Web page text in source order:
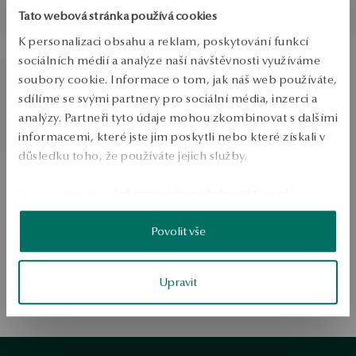
Tato webová stránka používá cookies
K personalizaci obsahu a reklam, poskytování funkcí
sociálních médií a analýze naší návštěvnosti využíváme
soubory cookie. Informace o tom, jak náš web používáte,
sdílíme se svými partnery pro sociální média, inzerci a
analýzy. Partneři tyto údaje mohou zkombinovat s dalšími
informacemi, které jste jim poskytli nebo které získali v
důsledku toho, že používáte jejich služby.
zpracování údajů.
Povolit vše
Upravit
30 dní před slevou:
SLEVA
Běžná cena:
Nejnižší cena za posledních
30 dní před slevou: